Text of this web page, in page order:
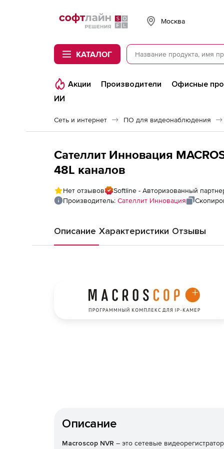
Softline
Москва
КАТАЛОГ
Акции Производители Офисные
ИИ
Сеть и интернет ПО для видеонаблюдения
Сателлит Инновация
48L каналов
Нет отзывов
Softline - Авторизованный
Производитель: Сателлит Инновация
Описание Характеристики Отзывы
Описание
Macroscop NVR – это сетевые